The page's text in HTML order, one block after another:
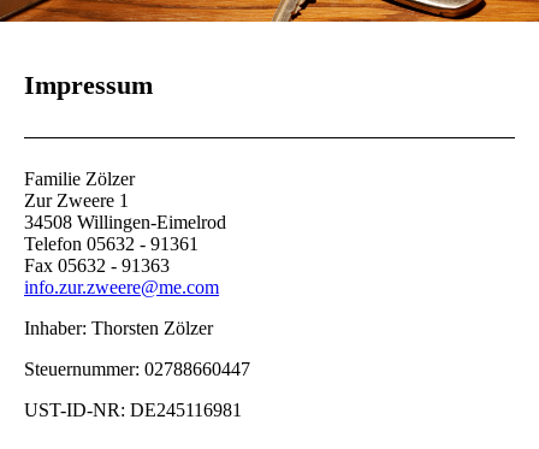
Impressum
Familie Zölzer
Zur Zweere 1
34508 Willingen-Eimelrod
Telefon 05632 - 91361
Fax 05632 - 91363
info.zur.zweere@me.com
Inhaber: Thorsten Zölzer
Steuernummer: 02788660447
UST-ID-NR: DE245116981